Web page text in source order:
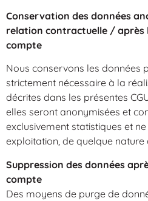
Conservation des données
relation contractuelle / après
compte
Nous conservons les données
strictement nécessaire à la
décrites dans les présentes
elles seront anonymisées et
exclusivement statistiques et
exploitation, de quelque nature
Suppression des données
compte
Des moyens de purge de